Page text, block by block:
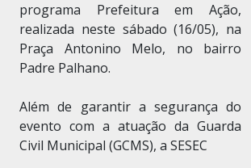
programa Prefeitura em Ação,
realizada neste sábado (16/05), na
Praça Antonino Melo, no bairro
Padre Palhano.
Além de garantir a segurança do
evento com a atuação da Guarda
Civil Municipal (GCMS), a SESEC